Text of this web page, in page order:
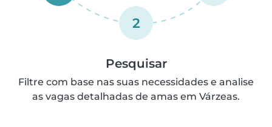
2
Pesquisar
Filtre com base nas suas necessidades e analise
as vagas detalhadas de amas em Várzeas.